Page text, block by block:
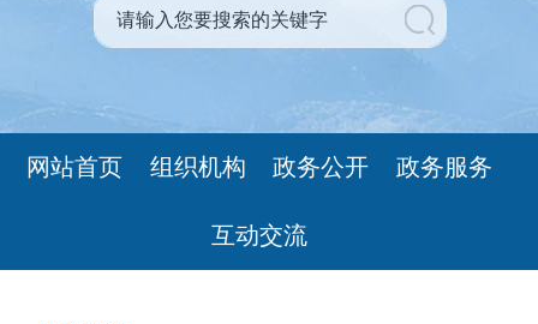
网站首页 组织机构 政务公开 政务服务
互动交流